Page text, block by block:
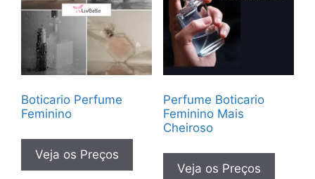
Boticario Perfume
Feminino
Veja os Preços
Perfume Boticario
Feminino Mais
Cheiroso
Veja os Preços